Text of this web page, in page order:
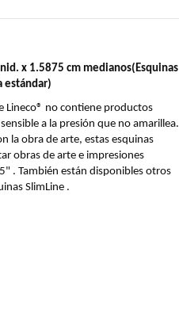
x 1.5875 cm medianos(Esquinas
estándar)
Lineco® no contiene productos
a la presión que no amarillea.
la obra de arte, estas esquinas
obras de arte e impresiones
. También están disponibles otros
SlimLine .